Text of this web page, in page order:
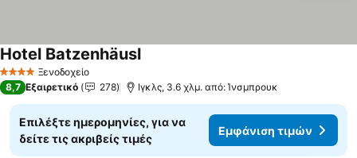
4 ΑστέριαΞενοδοχείο
Hotel Batzenhäusl
8,7 Εξαιρετικό 278 Ιγκλς, 3.6 χλμ. από: Ίνσμπρουκ
Επιλέξτε ημερομηνίες, για να
δείτε τις ακριβείς τιμές
Εμφάνιση τιμών